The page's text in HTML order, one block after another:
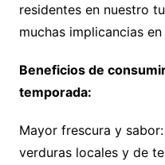
residentes en nuestro
muchas implicancias en
Beneficios de
temporada:
Mayor frescura y
verduras locales y de